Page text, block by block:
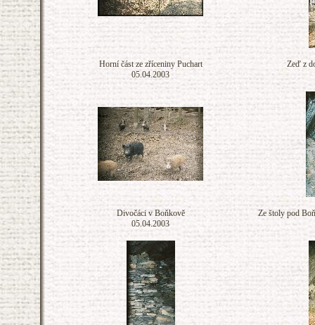
Horní část ze zříceniny Puchart
05.04.2003
Zeď z
Divočáci v Boňkově
05.04.2003
Ze štoly pod